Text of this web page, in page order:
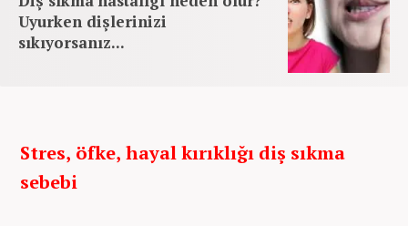
Uyurken dişlerinizi
sıkıyorsanız...
Stres, öfke, hayal kırıklığı diş sıkma
sebebi